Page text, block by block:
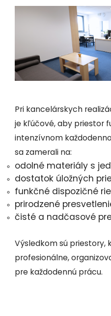
Pri kancelárskych
je kľúčové, aby priestor
intenzívnom
sa zamerali na:
odolné materiály s
dostatok úložných
funkčné dispozičné
prirodzené
čisté a nadčasové
Výsledkom sú priestory,
profesionálne,
pre každodennú prácu.